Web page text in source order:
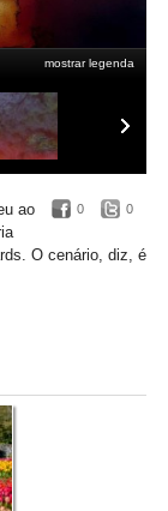
mostrar legenda
0 0
ao
O cenário, diz, é